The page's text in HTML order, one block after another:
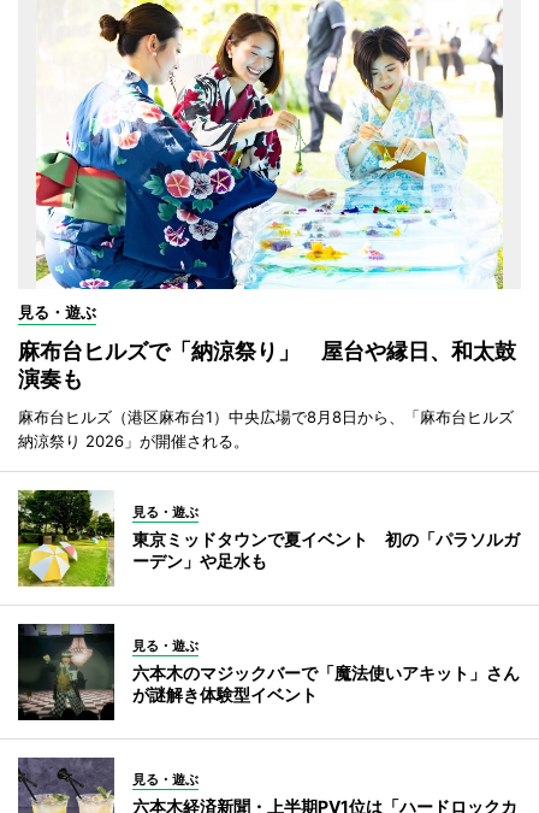
見る・遊ぶ
麻布台ヒルズで「納涼祭り」 屋台や縁日、和太鼓
演奏も
麻布台ヒルズ（港区麻布台1）中央広場で8月8日から、「麻布台ヒルズ
納涼祭り 2026」が開催される。
見る・遊ぶ
東京ミッドタウンで夏イベント 初の「パラソルガ
ーデン」や足水も
見る・遊ぶ
六本木のマジックバーで「魔法使いアキット」さん
が謎解き体験型イベント
見る・遊ぶ
六本木経済新聞・上半期PV1位は「ハードロックカ